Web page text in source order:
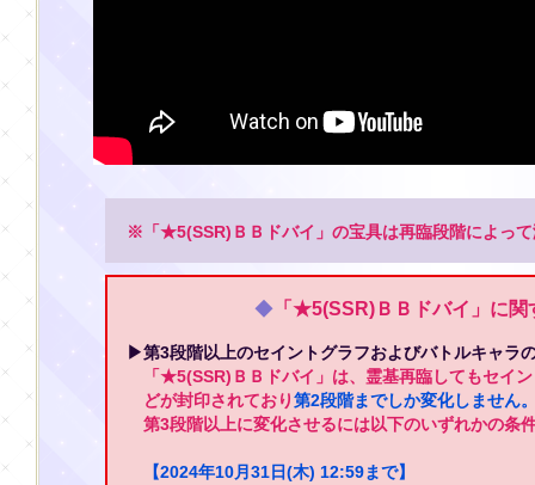
※「★5(SSR)ＢＢドバイ」の宝具は再臨段階によっ
◆「★5(SSR)ＢＢドバイ」に関
▶第3段階以上のセイントグラフおよびバトルキャラ
「★5(SSR)ＢＢドバイ」は、霊基再臨してもセイ
どが封印されており第2段階までしか変化しません
第3段階以上に変化させるには以下のいずれかの条
【2024年10月31日(木) 12:59まで】